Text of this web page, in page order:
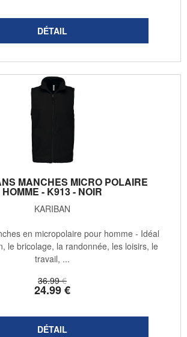
MANCHES MICRO POLAIRE
HOMME - K913 - NOIR
KARIBAN
36.99 €
24.99€
en micropolaire pour homme - Idéal
le bricolage, la randonnée, les loisirs, le
travail, ...